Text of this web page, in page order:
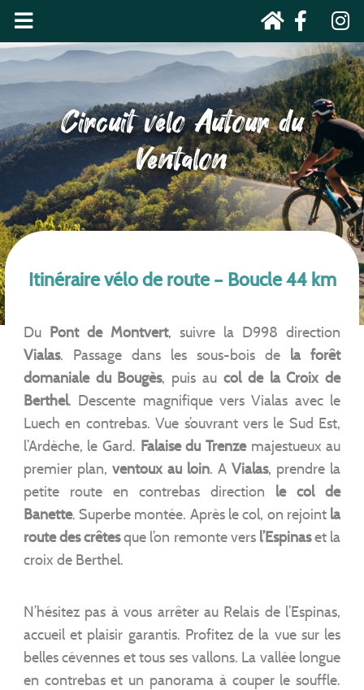
Circuit vélo Autour du
Ventalon
Itinéraire vélo de route – Boucle 44 km
Du Pont de Montvert, suivre la D998 direction
Vialas. Passage dans les sous-bois de la forêt
domaniale du Bougès, puis au col de la Croix de
Berthel. Descente magnifique vers Vialas avec le
Luech en contrebas. Vue s’ouvrant vers le Sud Est,
l’Ardèche, le Gard. Falaise du Trenzemajestueux au
premier plan, ventoux au loin. AVialas, prendre la
petite route en contrebas direction le col de
Banette. Superbe montée. Après le col, on rejoint la
route des crêtesque l’on remonte vers l’Espinaset la
croix de Berthel.
N’hésitez pas à vous arrêter au Relais de l’Espinas,
accueil et plaisir garantis. Profitez de la vue sur les
belles cévennes et tous ses vallons. La vallée longue
en contrebas et un panorama à couper le souffle.